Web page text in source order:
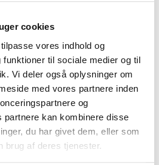
cookies
vores indhold og
til sociale medier og til
Vi deler også oplysninger om
med vores partnere inden
og
partnere kan kombinere disse
du har givet dem, eller som
brug af deres tjenester.
priser*
ikke ernæringsprodukter.
af kendte
et stort udvalg af kendte
og andre spændende
– altid til fast lav pris.
om Uglecare.dk her